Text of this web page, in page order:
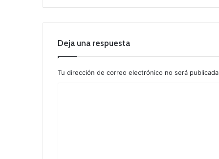
Deja una respuesta
Tu dirección de correo electrónico no será